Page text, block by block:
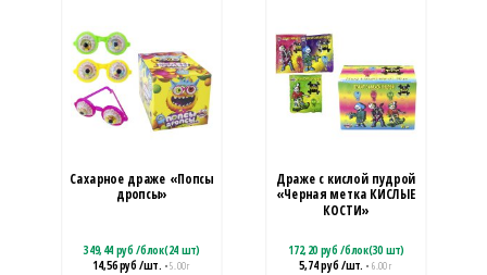
Сахарное драже «Попсы
дропсы»
349,44руб /блок(24 шт)
14,56руб /шт. • 5.00 г
Драже с кислой пудрой
«Черная метка КИСЛЫЕ
КОСТИ»
172,20 руб /блок(30 шт)
5,74руб /шт. • 6.00 г